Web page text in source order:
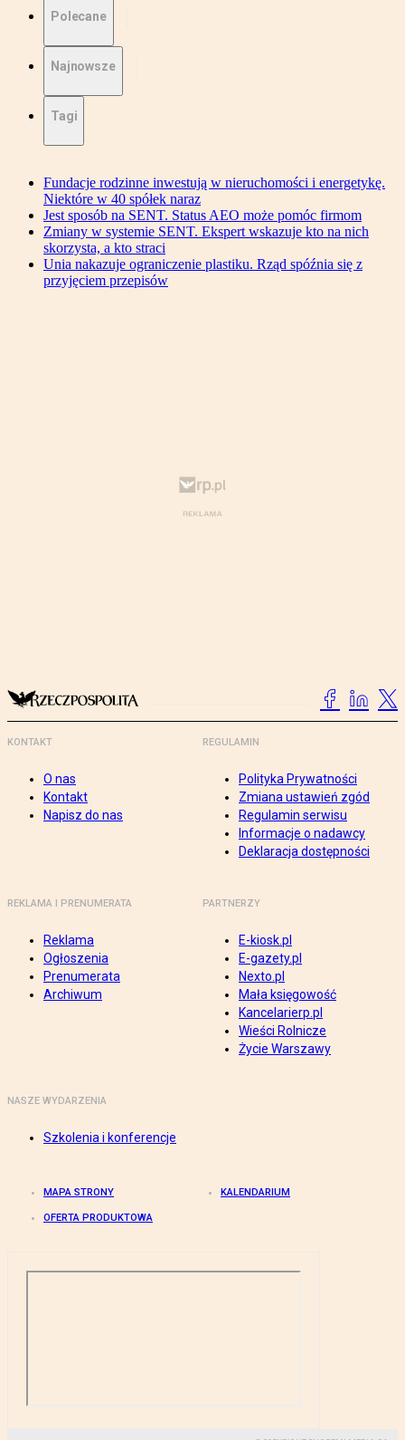
Polecane
Najnowsze
Tagi
Fundacje rodzinne inwestują w nieruchomości i energetykę.
Niektóre w 40 spółek naraz
Jest sposób na SENT. Status AEO może pomóc firmom
Zmiany w systemie SENT. Ekspert wskazuje kto na nich
skorzysta, a kto straci
Unia nakazuje ograniczenie plastiku. Rząd spóźnia się z
przyjęciem przepisów
KONTAKT
O nas
Kontakt
Napisz do nas
REGULAMIN
Polityka Prywatności
Zmiana ustawień zgód
Regulamin serwisu
Informacje o nadawcy
Deklaracja dostępności
REKLAMA I PRENUMERATA
Reklama
Ogłoszenia
Prenumerata
Archiwum
PARTNERZY
E-kiosk.pl
E-gazety.pl
Nexto.pl
Mała księgowość
Kancelarierp.pl
Wieści Rolnicze
Życie Warszawy
NASZE WYDARZENIA
Szkolenia i konferencje
MAPA STRONY KALENDARIUM
OFERTA PRODUKTOWA